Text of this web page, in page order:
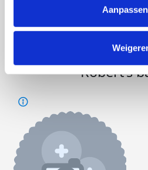
Aanpassen
Doneer Word lid van
Robert's